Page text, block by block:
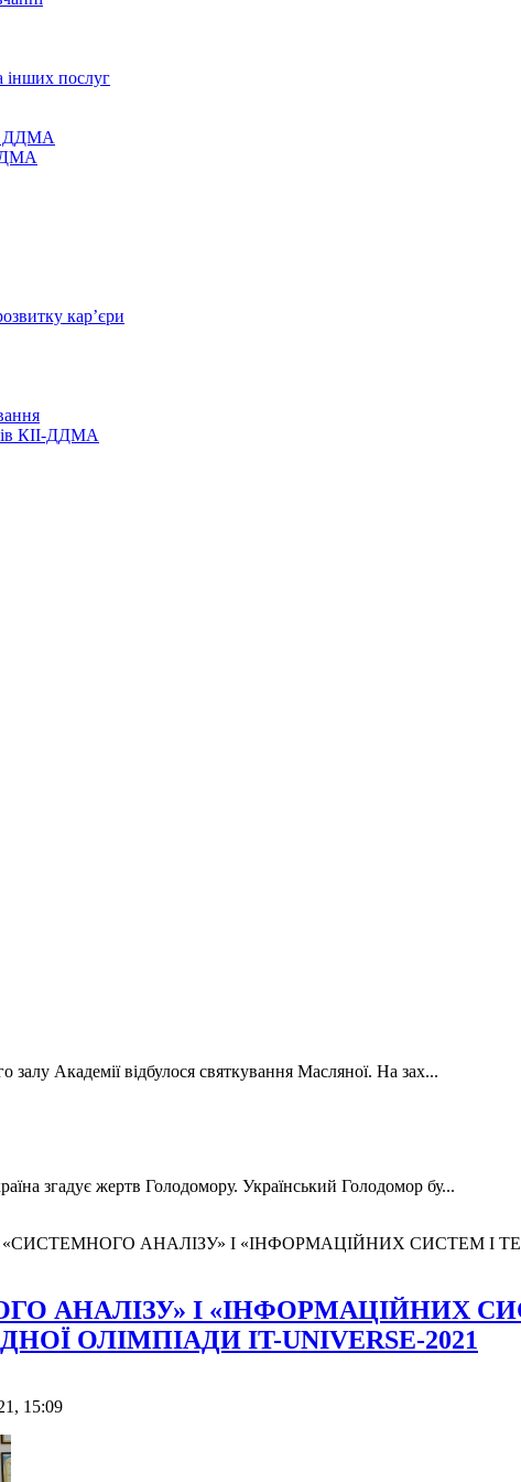
інших послуг
ДДМА
кар’єри
КІІ-ДДМА
залу Академії відбулося святкування Масляної. На зах...
згадує жертв Голодомору. Український Голодомор бу...
АНАЛІЗУ» І «ІНФОРМАЦІЙНИХ СИСТЕМ І
АНАЛІЗУ» І «ІНФОРМАЦІЙНИХ
ОЛІМПІАДИ IT-UNIVERSE-2021
15:09